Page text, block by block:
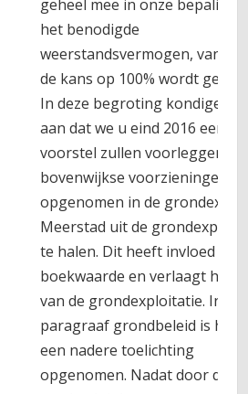
geheel mee in onze bepaling
het benodigde
weerstandsvermogen,
de kans op 100% wordt
In deze begroting kondigen
aan dat we u eind 2016 een
voorstel zullen voorleggen
bovenwijkse voorzieningen
opgenomen in de
Meerstad uit de
te halen. Dit heeft invloed op
boekwaarde en verlaagt het
van de grondexploitatie. In de
paragraaf grondbeleid is
een nadere toelichting
opgenomen. Nadat door de